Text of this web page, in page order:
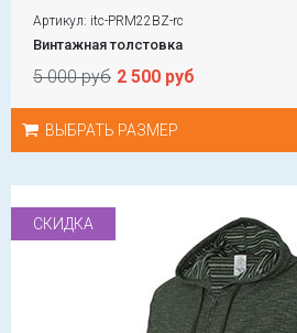
Артикул: itc-PRM22BZ-rc
Винтажная толстовка
5 000 руб 2 500 руб
ВЫБРАТЬ РАЗМЕР
СКИДКА